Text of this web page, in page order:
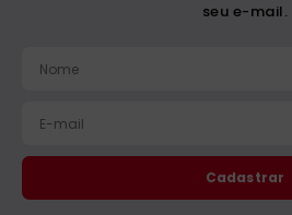
seu e-mail.
Cadastrar